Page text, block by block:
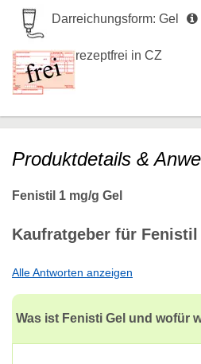
Darreichungsform: Gel
rezeptfrei in CZ
Produktdetails &
Fenistil 1 mg/g Gel
Kaufratgeber für Fenistil
Alle Antworten anzeigen
Was ist Fenisti Gel und wofür